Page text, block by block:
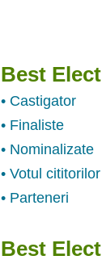
Best
• Castigator
• Finaliste
• Nominalizate
• Votul cititorilor
• Parteneri
Best